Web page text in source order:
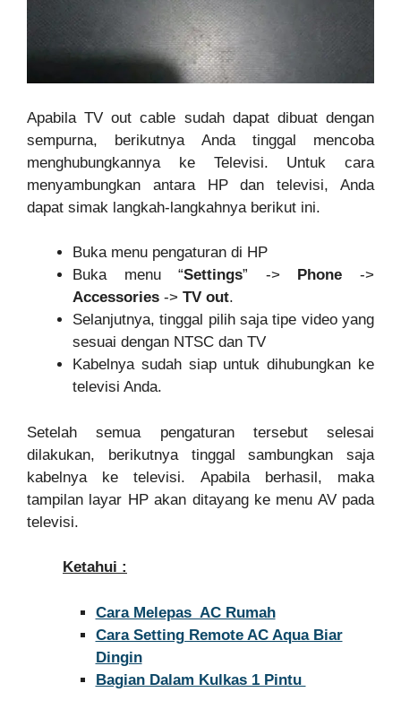
Apabila TV out cable sudah dapat dibuat dengan
sempurna, berikutnya Anda tinggal mencoba
menghubungkannya ke Televisi. Untuk cara
menyambungkan antara HP dan televisi, Anda
dapat simak langkah-langkahnya berikut ini.
Buka menu pengaturan di HP
Buka menu “Settings” -> Phone ->
Accessories -> TV out.
Selanjutnya, tinggal pilih saja tipe video yang
sesuai dengan NTSC dan TV
Kabelnya sudah siap untuk dihubungkan ke
televisi Anda.
Setelah semua pengaturan tersebut selesai
dilakukan, berikutnya tinggal sambungkan saja
kabelnya ke televisi. Apabila berhasil, maka
tampilan layar HP akan ditayang ke menu AV pada
televisi.
Ketahui :
Cara Melepas AC Rumah
Cara Setting Remote AC Aqua Biar
Dingin
Bagian Dalam Kulkas 1 Pintu